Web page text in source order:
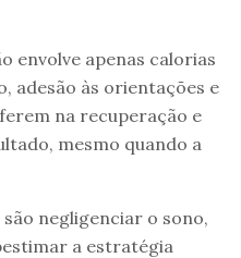
envolve apenas calorias
adesão às orientações e
na recuperação e
mesmo quando a
negligenciar o sono,
a estratégia